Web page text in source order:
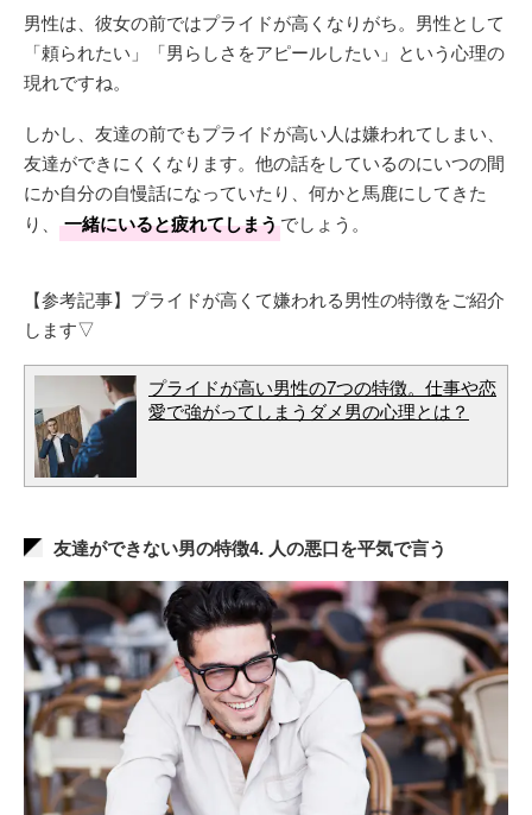
男性は、彼女の前ではプライドが高くなりがち。男性として
「頼られたい」「男らしさをアピールしたい」という心理の
現れですね。
しかし、友達の前でもプライドが高い人は嫌われてしまい、
友達ができにくくなります。他の話をしているのにいつの間
にか自分の自慢話になっていたり、何かと馬鹿にしてきた
り、
一緒にいると疲れてしまうでしょう。
【参考記事】プライドが高くて嫌われる男性の特徴をご紹介
します▽
プライドが高い男性の7つの特徴。仕事や恋
愛で強がってしまうダメ男の心理とは？
友達ができない男の特徴4. 人の悪口を平気で言う